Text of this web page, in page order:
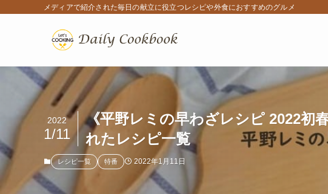
メディアで紹介された毎日の献立に役立つレシピや外食におすすめのグルメ
《平野レミの早わざレシピ 2022初
れたレシピ一覧
2022
1/11
レシピ一覧 特番 2022年1月11日